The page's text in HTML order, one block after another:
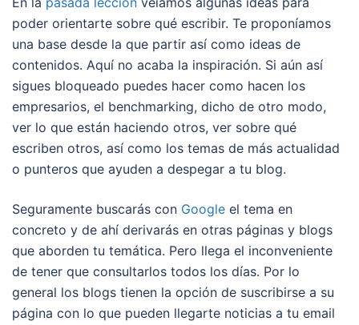
poder orientarte sobre qué escribir. Te proponíamos
una base desde la que partir así como ideas de
contenidos. Aquí no acaba la inspiración. Si aún así
sigues bloqueado puedes hacer como hacen los
empresarios, el benchmarking, dicho de otro modo,
ver lo que están haciendo otros, ver sobre qué
escriben otros, así como los temas de más actualidad
o punteros que ayuden a despegar a tu blog.
Seguramente buscarás con Google el tema en
concreto y de ahí derivarás en otras páginas y blogs
que aborden tu temática. Pero llega el inconveniente
de tener que consultarlos todos los días. Por lo
general los blogs tienen la opción de suscribirse a su
página con lo que pueden llegarte noticias a tu email